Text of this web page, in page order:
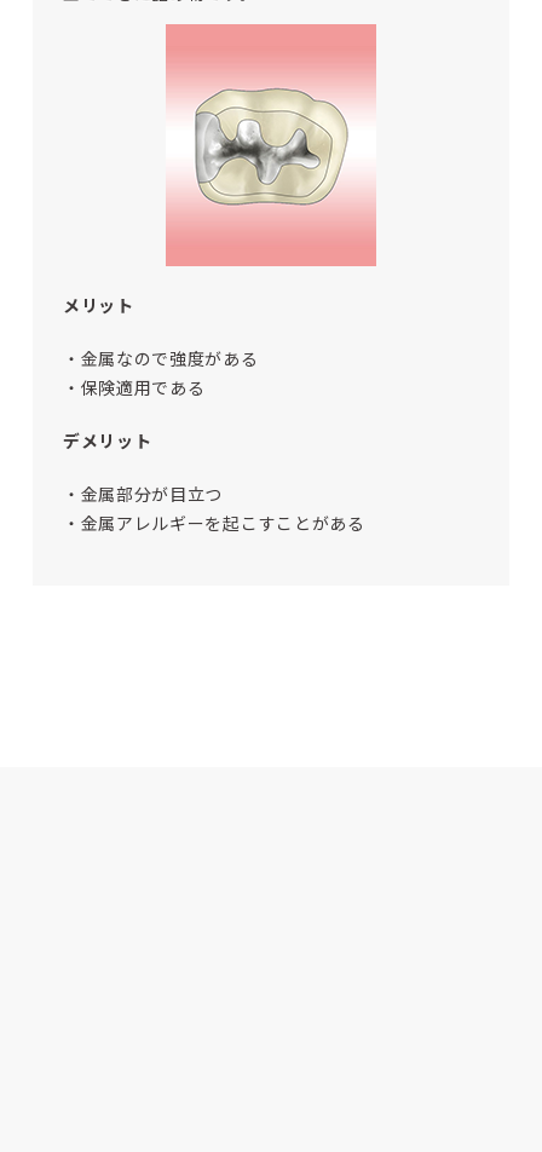
メリット
・金属なので強度がある
・保険適用である
デメリット
・金属部分が目立つ
・金属アレルギーを起こすことがある